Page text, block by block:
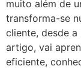
muito além de
transforma-se
cliente, desde
artigo, vai
eficiente,